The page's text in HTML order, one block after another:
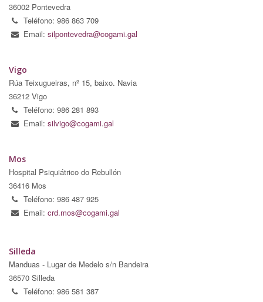
36002 Pontevedra
Teléfono: 986 863 709
Email: silpontevedra@cogami.gal
Vigo
Rúa Teixugueiras, nº 15, baixo. Navia
36212 Vigo
Teléfono: 986 281 893
Email: silvigo@cogami.gal
Mos
Hospital Psiquiátrico do Rebullón
36416 Mos
Teléfono: 986 487 925
Email: crd.mos@cogami.gal
Silleda
Manduas - Lugar de Medelo s/n Bandeira
36570 Silleda
Teléfono: 986 581 387